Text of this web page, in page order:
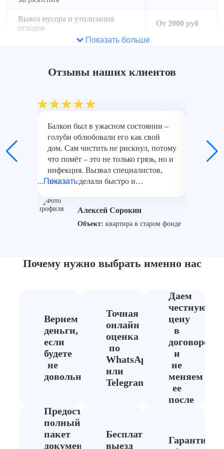
Вывоз мусора и утилизация
отходов
От 2000 руб
Показать больше
Отзывы наших клиентов
Балкон был в ужасном состоянии –
голуби облюбовали его как свой
дом. Сам чистить не рискнул, потому
что помёт – это не только грязь, но и
инфекция. Вызвал специалистов,
они всё сделали быстро и
без запаха, обработан от бактерий.
Отличная работа!
...Показать
Алексей Сорокин
Объект: квартира в старом фонде
дверь
Почему нужно выбрать именно нас
Вернем
деньги,
если
будете
не
довольны
Точная
онлайн
оценка
по
WhatsApp
или
Telegram
Даем
честную
цену
в
договоре
и
не
меняем
ее
после
Предоставляем
полный
пакет
документов
Бесплатный
выезд
Гарантия